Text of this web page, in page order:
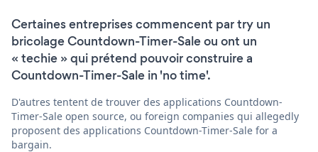
Certaines entreprises commencent par try un
bricolage Countdown-Timer-Sale ou ont un
« techie » qui prétend pouvoir construire a
Countdown-Timer-Sale in 'no time'.
D'autres tentent de trouver des applications Countdown-
Timer-Sale open source, ou foreign companies qui allegedly
proposent des applications Countdown-Timer-Sale for a
bargain.